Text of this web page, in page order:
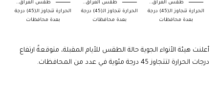
طقس العراق..
الحرارة تتجاوز الـ(45) درجة
بعدة محافظات
طقس العراق..
الحرارة تتجاوز الـ(45) درجة
بعدة محافظات
طقس العراق..
الحرارة تتجاوز الـ(45) درجة
بعدة محافظات
أعلنت هيئة الأنواء الجوية حالة الطقس للأيام المقبلة، متوقعةً ارتفاع
درجات الحرارة لتتجاوز 45 درجة مئوية في عدد من المحافظات.